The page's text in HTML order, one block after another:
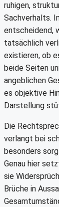
ruhigen,
Sachverhalts.
entscheidend,
tatsächlich
existieren, ob
beide Seiten
angeblichen
es objektive
Darstellung
Die
verlangt bei
besonders
Genau hier
sie
Brüche in